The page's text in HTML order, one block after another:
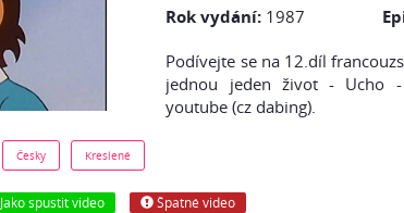
Rok vydání: 1987
Podívejte se na 12.díl
jednou jeden život - Ucho
youtube (cz dabing).
Česky Kreslené
Jako spustit video Špatné video